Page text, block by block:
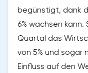
begünstigt, dank
6% wachsen
Quartal das
von 5% und sogar
Einfluss auf den